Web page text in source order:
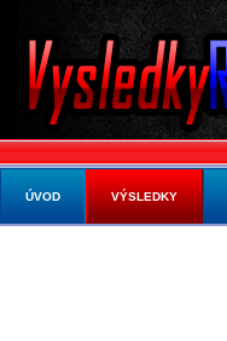
ÚVOD VÝSLEDKY